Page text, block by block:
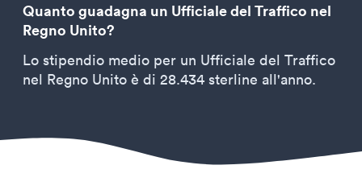
Quanto guadagna un Ufficiale del Traffico nel
Regno Unito?
Lo stipendio medio per un Ufficiale del Traffico
nel Regno Unito è di 28.434 sterline all'anno.